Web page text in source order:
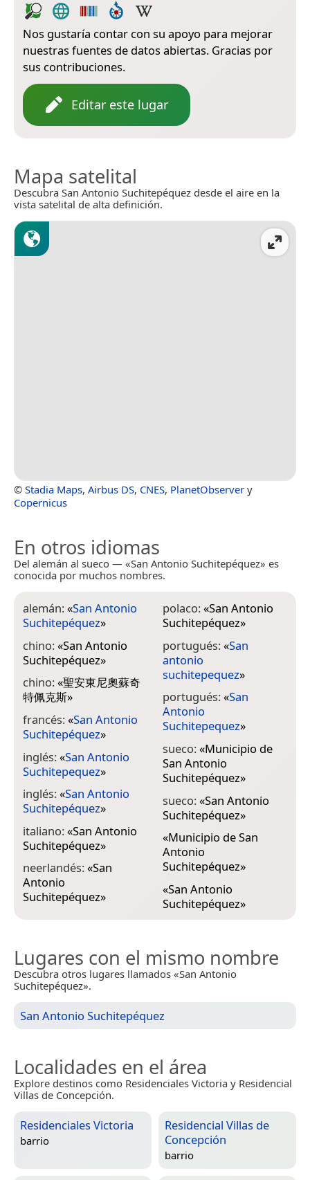
Nos gustaría contar con su apoyo para mejorar
nuestras fuentes de datos abiertas. Gracias por
sus contribuciones.
Editar este lugar
Mapa satelital
Descubra San Antonio Suchitepéquez desde el aire en la
vista satelital de alta definición.
© Stadia Maps, Airbus DS, CNES, PlanetObserver y
Copernicus
En otros idiomas
Del alemán al sueco — «San Antonio Suchitepéquez» es
conocida por muchos nombres.
alemán:«San Antonio
Suchitepéquez»
chino:«San Antonio
Suchitepéquez»
chino:«聖安東尼奧蘇奇
特佩克斯»
francés:«San Antonio
Suchitepéquez»
inglés:«San Antonio
Suchitepequez»
inglés:«San Antonio
Suchitepéquez»
italiano:«San Antonio
Suchitepéquez»
neerlandés:«San
Antonio
Suchitepéquez»
polaco:«San Antonio
Suchitepéquez»
portugués:«San
antonio
suchitepequez»
portugués:«San
Antonio
Suchitepequez»
sueco:«Municipio de
San Antonio
Suchitepéquez»
sueco:«San Antonio
Suchitepéquez»
«Municipio de San
Antonio
Suchitepéquez»
«San Antonio
Suchitepéquez»
Lugares con el mismo nombre
Descubra otros lugares llamados «San Antonio
Suchitepéquez».
San Antonio Suchitepéquez
Localidades en el área
Explore destinos como Residenciales Victoria y Residencial
Villas de Concepción.
Residenciales Victoria
barrio
Residencial Villas de
Concepción
barrio